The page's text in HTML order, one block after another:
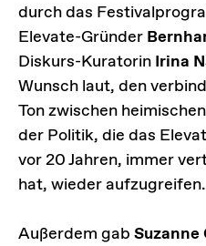
durch das
Elevate-Gründer
Diskurs-Kuratorin Irina
Wunsch laut, den
Ton zwischen
der Politik, die das
vor 20 Jahren, immer
hat, wieder aufzugreifen.
Außerdem gab Suzanne